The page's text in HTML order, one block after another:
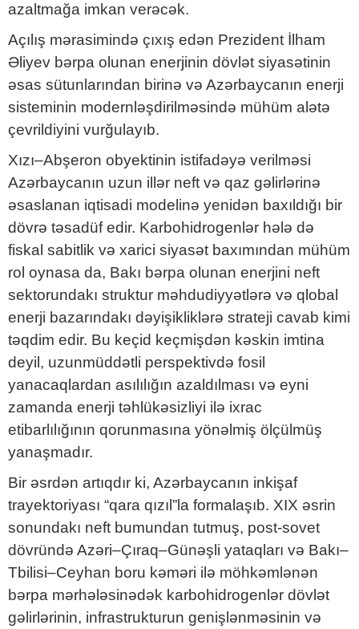
azaltmağa imkan verəcək.
Açılış mərasimində çıxış edən Prezident İlham
Əliyev bərpa olunan enerjinin dövlət siyasətinin
əsas sütunlarından birinə və Azərbaycanın enerji
sisteminin modernləşdirilməsində mühüm alətə
çevrildiyini vurğulayıb.
Xızı–Abşeron obyektinin istifadəyə verilməsi
Azərbaycanın uzun illər neft və qaz gəlirlərinə
əsaslanan iqtisadi modelinə yenidən baxıldığı bir
dövrə təsadüf edir. Karbohidrogenlər hələ də
fiskal sabitlik və xarici siyasət baxımından mühüm
rol oynasa da, Bakı bərpa olunan enerjini neft
sektorundakı struktur məhdudiyyətlərə və qlobal
enerji bazarındakı dəyişikliklərə strateji cavab kimi
təqdim edir. Bu keçid keçmişdən kəskin imtina
deyil, uzunmüddətli perspektivdə fosil
yanacaqlardan asılılığın azaldılması və eyni
zamanda enerji təhlükəsizliyi ilə ixrac
etibarlılığının qorunmasına yönəlmiş ölçülmüş
yanaşmadır.
Bir əsrdən artıqdır ki, Azərbaycanın inkişaf
trayektoriyası “qara qızıl”la formalaşıb. XIX əsrin
sonundakı neft bumundan tutmuş, post-sovet
dövründə Azəri–Çıraq–Günəşli yataqları və Bakı–
Tbilisi–Ceyhan boru kəməri ilə möhkəmlənən
bərpa mərhələsinədək karbohidrogenlər dövlət
gəlirlərinin, infrastrukturun genişlənməsinin və